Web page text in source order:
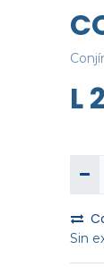
L
Sin